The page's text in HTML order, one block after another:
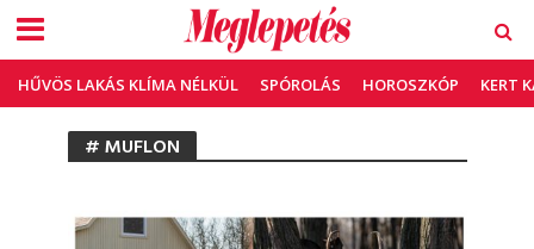
HŰVÖS LAKÁS KLÍMA NÉLKÜL SPÓROLÁS HOROSZKÓP KERT
# MUFLON